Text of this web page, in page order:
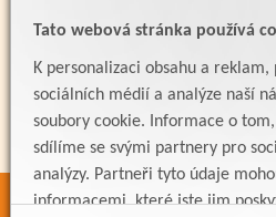
Tato webová stránka používá
K personalizaci obsahu a
sociálních médií a analýze naší
soubory cookie. Informace o
sdílíme se svými partnery pro
analýzy. Partneři tyto údaje
informacemi, které jste jim